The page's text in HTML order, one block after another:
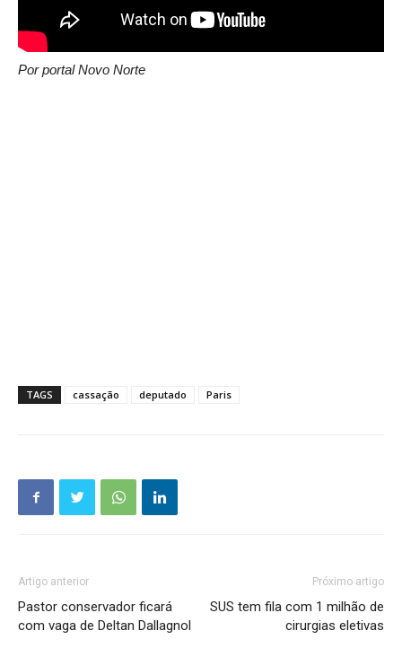
Por portal Novo Norte
TAGS cassação deputado Paris
Artigo anterior
Pastor conservador ficará
com vaga de Deltan Dallagnol
Próximo artigo
SUS tem fila com 1 milhão de
cirurgias eletivas